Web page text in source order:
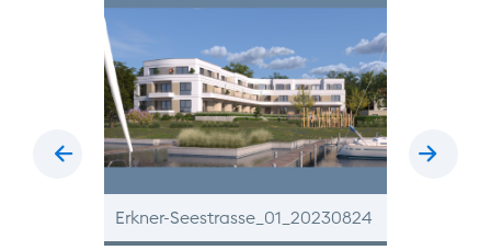
zurück vor
Erkner-Seestrasse_01_20230824